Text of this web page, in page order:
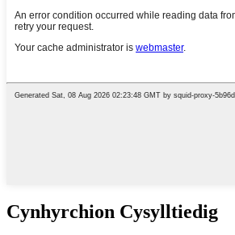
Cynhyrchion Cysylltiedig